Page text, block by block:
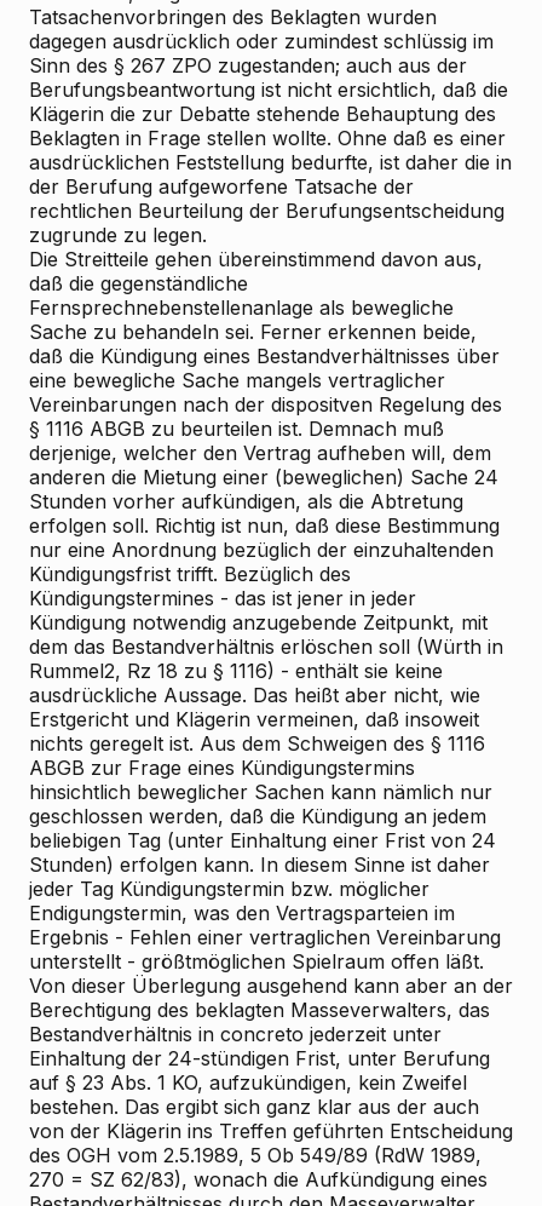
Tatsachenvorbringen des Beklagten wurden
dagegen ausdrücklich oder zumindest schlüssig im
Sinn des § 267 ZPO zugestanden; auch aus der
Berufungsbeantwortung ist nicht ersichtlich, daß die
Klägerin die zur Debatte stehende Behauptung des
Beklagten in Frage stellen wollte. Ohne daß es einer
ausdrücklichen Feststellung bedurfte, ist daher die in
der Berufung aufgeworfene Tatsache der
rechtlichen Beurteilung der Berufungsentscheidung
zugrunde zu legen.
Die Streitteile gehen übereinstimmend davon aus,
daß die gegenständliche
Fernsprechnebenstellenanlage als bewegliche
Sache zu behandeln sei. Ferner erkennen beide,
daß die Kündigung eines Bestandverhältnisses über
eine bewegliche Sache mangels vertraglicher
Vereinbarungen nach der dispositven Regelung des
§ 1116 ABGB zu beurteilen ist. Demnach muß
derjenige, welcher den Vertrag aufheben will, dem
anderen die Mietung einer (beweglichen) Sache 24
Stunden vorher aufkündigen, als die Abtretung
erfolgen soll. Richtig ist nun, daß diese Bestimmung
nur eine Anordnung bezüglich der einzuhaltenden
Kündigungsfrist trifft. Bezüglich des
Kündigungstermines - das ist jener in jeder
Kündigung notwendig anzugebende Zeitpunkt, mit
dem das Bestandverhältnis erlöschen soll (Würth in
Rummel2, Rz 18 zu § 1116) - enthält sie keine
ausdrückliche Aussage. Das heißt aber nicht, wie
Erstgericht und Klägerin vermeinen, daß insoweit
nichts geregelt ist. Aus dem Schweigen des § 1116
ABGB zur Frage eines Kündigungstermins
hinsichtlich beweglicher Sachen kann nämlich nur
geschlossen werden, daß die Kündigung an jedem
beliebigen Tag (unter Einhaltung einer Frist von 24
Stunden) erfolgen kann. In diesem Sinne ist daher
jeder Tag Kündigungstermin bzw. möglicher
Endigungstermin, was den Vertragsparteien im
Ergebnis - Fehlen einer vertraglichen Vereinbarung
unterstellt - größtmöglichen Spielraum offen läßt.
Von dieser Überlegung ausgehend kann aber an der
Berechtigung des beklagten Masseverwalters, das
Bestandverhältnis in concreto jederzeit unter
Einhaltung der 24-stündigen Frist, unter Berufung
auf § 23 Abs. 1 KO, aufzukündigen, kein Zweifel
bestehen. Das ergibt sich ganz klar aus der auch
von der Klägerin ins Treffen geführten Entscheidung
des OGH vom 2.5.1989, 5 Ob 549/89 (RdW 1989,
270 = SZ 62/83), wonach die Aufkündigung eines